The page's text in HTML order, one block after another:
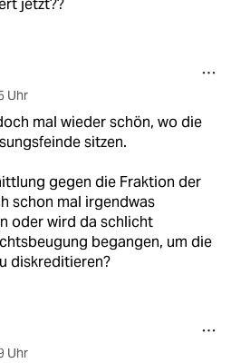
jetzt??
Uhr
mal wieder schön, wo die
sitzen.
gegen die Fraktion der
schon mal irgendwas
oder wird da schlicht
begangen, um die
diskreditieren?
Uhr